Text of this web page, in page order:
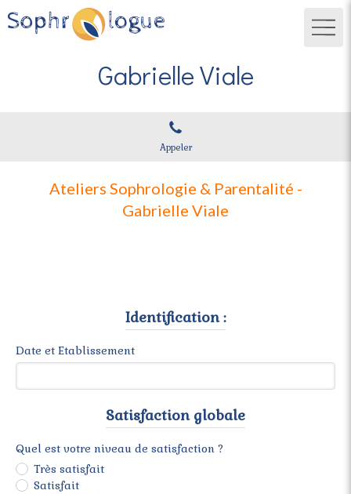
Gabrielle Viale
Appeler
Ateliers Sophrologie & Parentalité -
Gabrielle Viale
Identification :
Date et Etablissement
Satisfaction globale
Quel est votre niveau de satisfaction ?
Très satisfait
Satisfait